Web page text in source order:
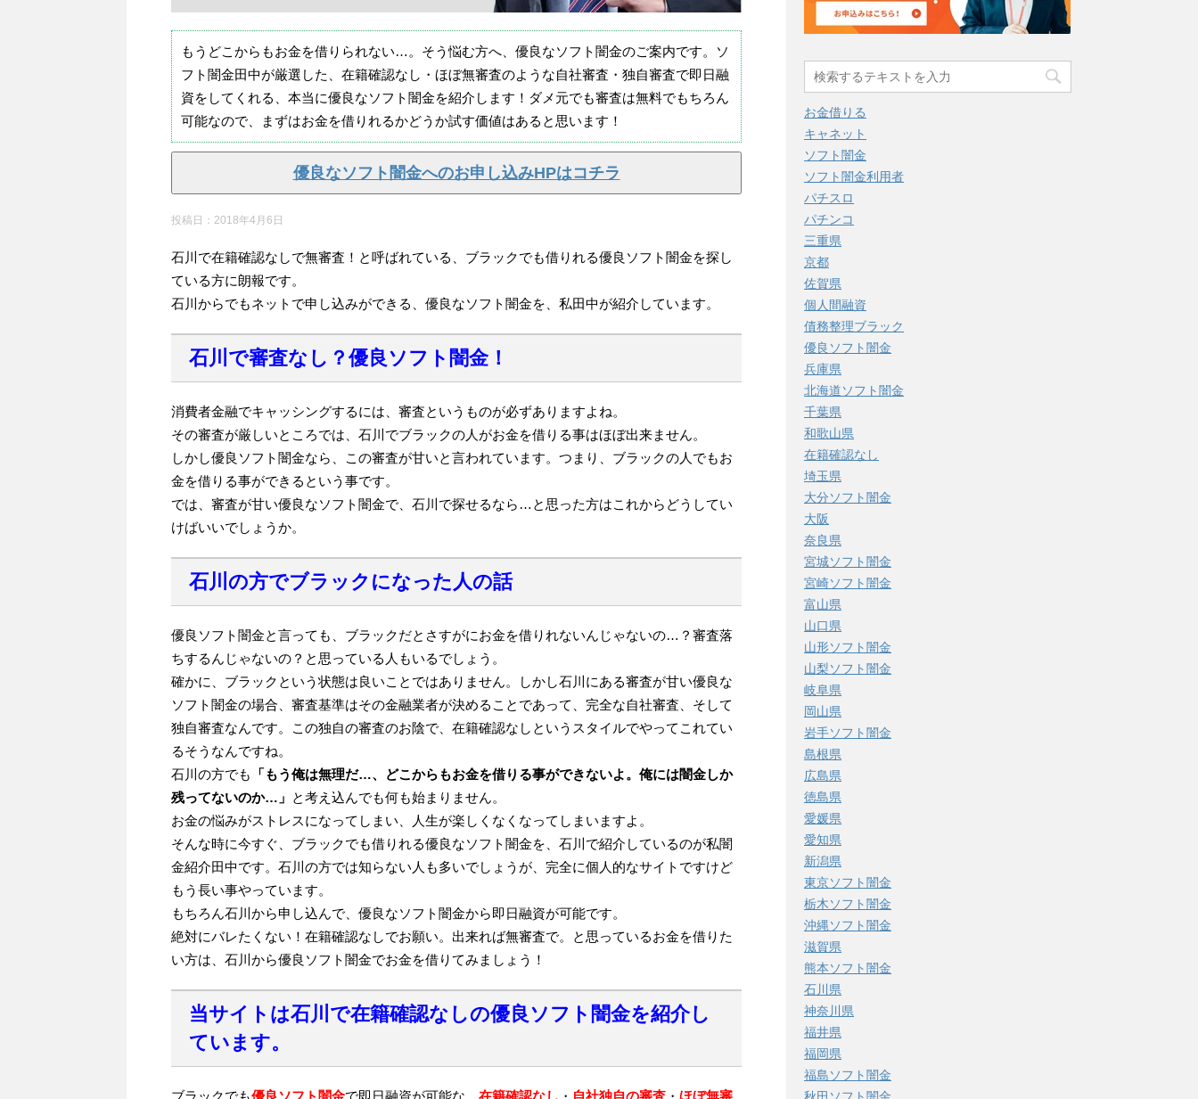
もうどこからもお金を借りられない…。そう悩む方へ、優良なソフト闇金のご案内です。ソ
フト闇金田中が厳選した、在籍確認なし・ほぼ無審査のような自社審査・独自審査で即日融
資をしてくれる、本当に優良なソフト闇金を紹介します！ダメ元でも審査は無料でもちろん
可能なので、まずはお金を借りれるかどうか試す価値はあると思います！
優良なソフト闇金へのお申し込みHPはコチラ
投稿日： 2018年4月6日
石川で在籍確認なしで無審査！と呼ばれている、ブラックでも借りれる優良ソフト闇金を探し
ている方に朗報です。
石川からでもネットで申し込みができる、優良なソフト闇金を、私田中が紹介しています。
石川で審査なし？優良ソフト闇金！
消費者金融でキャッシングするには、審査というものが必ずありますよね。
その審査が厳しいところでは、石川でブラックの人がお金を借りる事はほぼ出来ません。
しかし優良ソフト闇金なら、この審査が甘いと言われています。つまり、ブラックの人でもお
金を借りる事ができるという事です。
では、審査が甘い優良なソフト闇金で、石川で探せるなら…と思った方はこれからどうしてい
けばいいでしょうか。
石川の方でブラックになった人の話
優良ソフト闇金と言っても、ブラックだとさすがにお金を借りれないんじゃないの…？審査落
ちするんじゃないの？と思っている人もいるでしょう。
確かに、ブラックという状態は良いことではありません。しかし石川にある審査が甘い優良な
ソフト闇金の場合、審査基準はその金融業者が決めることであって、完全な自社審査、そして
独自審査なんです。この独自の審査のお陰で、在籍確認なしというスタイルでやってこれてい
るそうなんですね。
石川の方でも
「もう俺は無理だ…、どこからもお金を借りる事ができないよ。俺には闇金しか
残ってないのか…」 と考え込んでも何も始まりません。
お金の悩みがストレスになってしまい、人生が楽しくなくなってしまいますよ。
そんな時に今すぐ、ブラックでも借りれる優良なソフト闇金を、石川で紹介しているのが私闇
金紹介田中です。石川の方では知らない人も多いでしょうが、完全に個人的なサイトですけど
もう長い事やっています。
もちろん石川から申し込んで、優良なソフト闇金から即日融資が可能です。
絶対にバレたくない！在籍確認なしでお願い。出来れば無審査で。と思っているお金を借りた
い方は、石川から優良ソフト闇金でお金を借りてみましょう！
当サイトは石川で在籍確認なしの優良ソフト闇金を紹介し
ています。
ブラックでも優良ソフト闇金で即日融資が可能な、 在籍確認なし ・ 自社独自の審査 ・ ほぼ無審
お金借りる
キャネット
ソフト闇金
ソフト闇金利用者
パチスロ
パチンコ
三重県
京都
佐賀県
個人間融資
債務整理ブラック
優良ソフト闇金
兵庫県
北海道ソフト闇金
千葉県
和歌山県
在籍確認なし
埼玉県
大分ソフト闇金
大阪
奈良県
宮城ソフト闇金
宮崎ソフト闇金
富山県
山口県
山形ソフト闇金
山梨ソフト闇金
岐阜県
岡山県
岩手ソフト闇金
島根県
広島県
徳島県
愛媛県
愛知県
新潟県
東京ソフト闇金
栃木ソフト闇金
沖縄ソフト闇金
滋賀県
熊本ソフト闇金
石川県
神奈川県
福井県
福岡県
福島ソフト闇金